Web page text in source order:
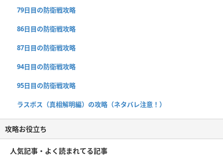
79日目の防衛戦攻略
86日目の防衛戦攻略
87日目の防衛戦攻略
94日目の防衛戦攻略
95日目の防衛戦攻略
ラスボス（真相解明編）の攻略（ネタバレ注意！）
攻略お役立ち
人気記事・よく読まれてる記事